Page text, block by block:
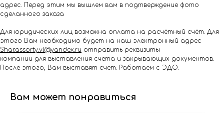
адрес. Перед этим мы вышлем вам в подтверждение фото
сделанного заказа
Для юридических лиц возможна оплата на расчётный счёт. Для
этого Вам необходимо будет на наш электронный адрес
Shar.assorty.vl@yandex.ru отправить реквизиты
компании для выставления счета и закрывающих документов.
После этого, Вам выставят счет. Работаем с ЭДО.
Вам может понравиться